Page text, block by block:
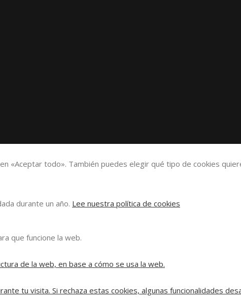
«Aceptar todo». También puedes elegir qué tipo de cookies
durante un año. Lee nuestra política de cookies
que funcione la web.
de la web, en base a cómo se usa la web.
tu visita. Si rechaza estas cookies, algunas funcionalidades